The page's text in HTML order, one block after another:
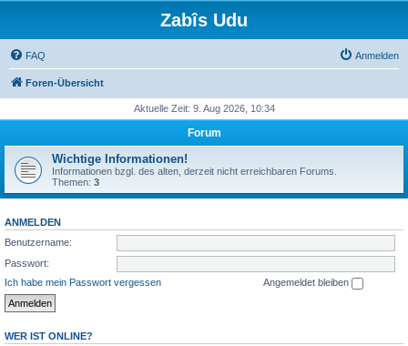
Zabîs Udu
FAQ Anmelden
Foren-Übersicht
Aktuelle Zeit: 9. Aug 2026, 10:34
Forum
Wichtige Informationen!
Informationen bzgl. des alten, derzeit nicht erreichbaren Forums.
Themen: 3
ANMELDEN
Benutzername:
Passwort:
Ich habe mein Passwort vergessen
Angemeldet bleiben
WER IST ONLINE?